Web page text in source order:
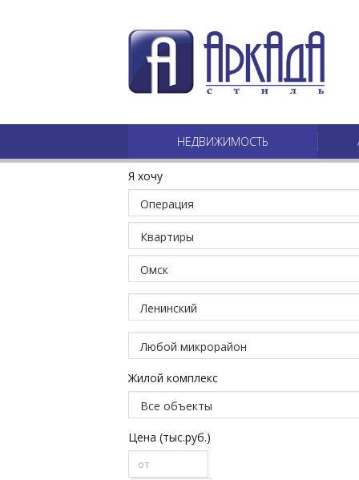
НЕДВИЖИМОСТЬ
Я хочу
Жилой комплекс
Цена (тыс.руб.)